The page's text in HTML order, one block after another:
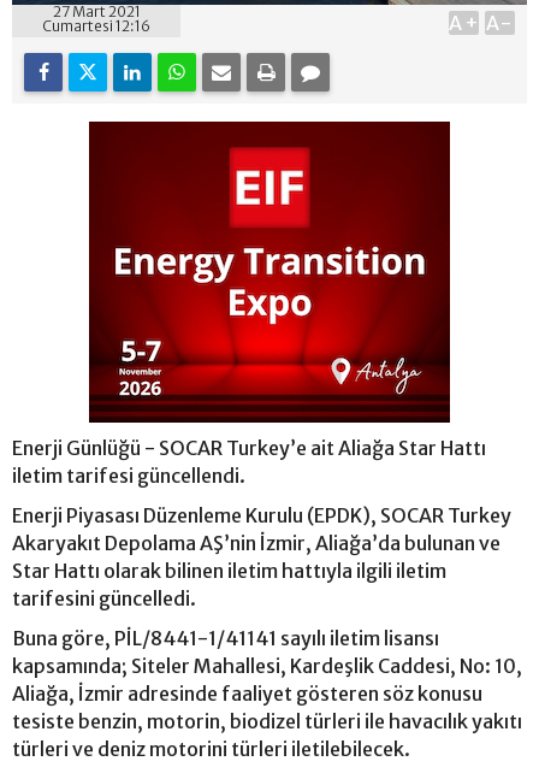
27 Mart 2021
Cumartesi 12:16
A+ A-
Enerji Günlüğü - SOCAR Turkey’e ait Aliağa Star Hattı
iletim tarifesi güncellendi.
Enerji Piyasası Düzenleme Kurulu (EPDK), SOCAR Turkey
Akaryakıt Depolama AŞ’nin İzmir, Aliağa’da bulunan ve
Star Hattı olarak bilinen iletim hattıyla ilgili iletim
tarifesini güncelledi.
Buna göre, PİL/8441-1/41141 sayılı iletim lisansı
kapsamında; Siteler Mahallesi, Kardeşlik Caddesi, No: 10,
Aliağa, İzmir adresinde faaliyet gösteren söz konusu
tesiste benzin, motorin, biodizel türleri ile havacılık yakıtı
türleri ve deniz motorini türleri iletilebilecek.